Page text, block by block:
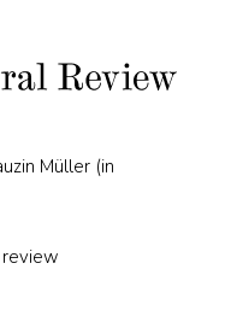
Müller (in
review